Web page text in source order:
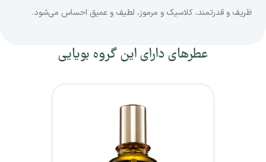
ظریف و قدرتمند، کلاسیک و مرموز، لطیف و عمیق احساس می‌شود.
عطرهای دارای این گروه بویایی